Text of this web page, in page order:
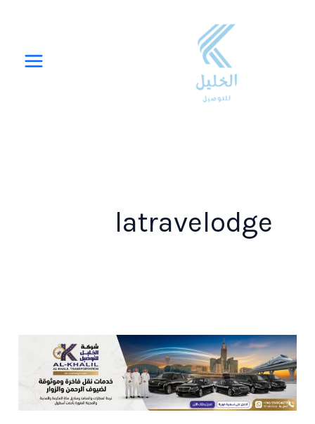
latravelodge
تاكسي
من
مطار
جدة